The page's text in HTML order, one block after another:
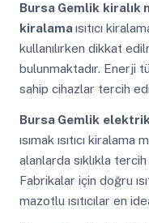
Bursa Gemlik kiralık
kiralamaısıtıcı
kullanılırken dikkat
bulunmaktadır. Enerji
sahip cihazlar tercih
Bursa Gemlik
ısımak ısıtıcı
alanlarda sıklıkla
Fabrikalar için doğru
mazotlu ısıtıcılar en